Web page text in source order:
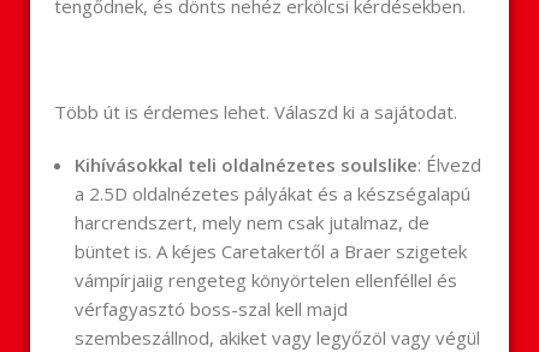
tengődnek, és dönts nehéz erkölcsi kérdésekben.
Több út is érdemes lehet. Válaszd ki a sajátodat.
Kihívásokkal teli oldalnézetes soulslike: Élvezd
a 2.5D oldalnézetes pályákat és a készségalapú
harcrendszert, mely nem csak jutalmaz, de
büntet is. A kéjes Caretakertől a Braer szigetek
vámpírjaiig rengeteg könyörtelen ellenféllel és
vérfagyasztó boss-szal kell majd
szembeszállnod, akiket vagy legyőzöl vagy végül